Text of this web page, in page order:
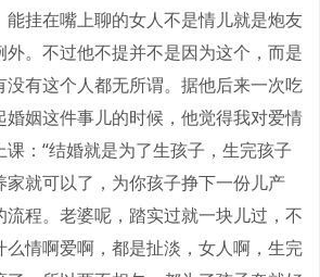
能挂在嘴上聊的女人不是情儿就是炮友
。不过他不提并不是因为这个，而是
没有这个人都无所谓。据他后来一次吃
婚姻这件事儿的时候，他觉得我对爱情
：“结婚就是为了生孩子，生完孩子
家就可以了，为你孩子挣下一份儿产
流程。老婆呢，踏实过就一块儿过，不
么情啊爱啊，都是扯淡，女人啊，生完